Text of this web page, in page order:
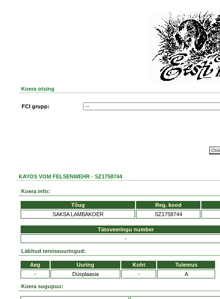
Koera otsing
FCI grupp:
KAYOS VOM FELSENWEHR - SZ1758744
Koera info:
Tõug
Reg. kood
SAKSA LAMBAKOER
SZ1758744
Tätoveeringu number
-
Läbitud terviseuuringud:
Aeg Uuring Koht
Tulemus
-
Düsplaasia - A
Koera sugupuu: